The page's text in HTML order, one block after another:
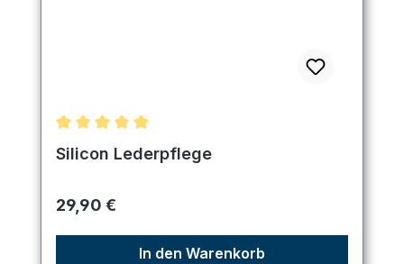
Durchschnittliche Bewertung von 5 von 5 Sternen
Silicon Lederpflege
Regulärer Preis:
29,90 €
In den Warenkorb